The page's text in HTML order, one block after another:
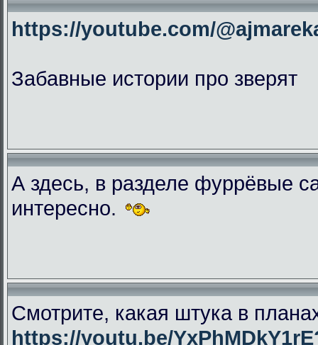
https://youtube.com/
Забавные истории про зверят
А здесь, в разделе фуррёвые
интересно.
Смотрите, какая штука в
https://youtu.be/